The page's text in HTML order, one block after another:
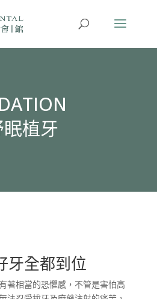
植牙
牙全都到位
著相當的恐懼感，不管是害怕高